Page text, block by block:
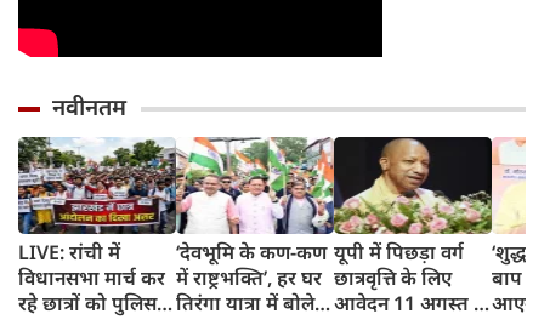
नवीनतम
LIVE: रांची में
विधानसभा मार्च कर
रहे छात्रों को पुलिस ने
‘देवभूमि के कण-कण
में राष्ट्रभक्ति’, हर घर
तिरंगा यात्रा में बोले
यूपी में पिछड़ा वर्ग
छात्रवृत्ति के लिए
आवेदन 11 अगस्त से,
‘शुद्ध
बाप